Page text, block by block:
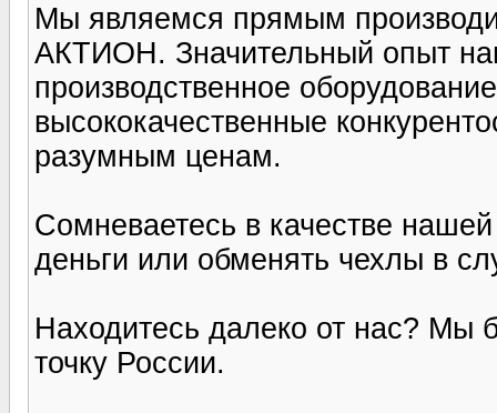
Мы являемся прямым
АКТИОН. Значительный опыт
производственное
высококачественные
разумным ценам.
Сомневаетесь в качестве
деньги или обменять чехлы в
Находитесь далеко от нас? Мы
точку России.